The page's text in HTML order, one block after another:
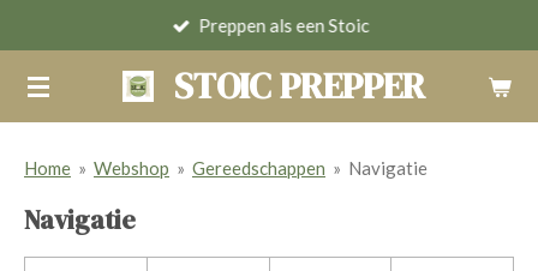
naar
de
STOIC PREPPER
Preppen als een Stoic
Home » Webshop » Gereedschappen » Navigatie
Navigatie